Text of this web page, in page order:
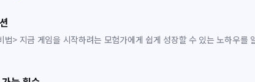
법> 지금 게임을 시작하려는 모험가에게 쉽게 성장할 수 있는 노하우를